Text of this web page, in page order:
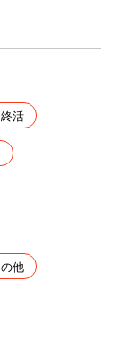
活
他